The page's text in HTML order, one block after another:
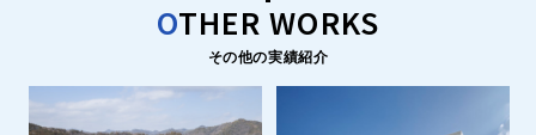
OTHER WORKS
その他の実績紹介